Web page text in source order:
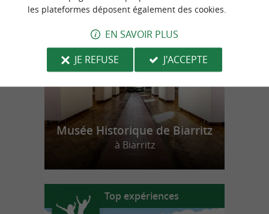
n
o
t
r
e
c
o
u
p
d
e
c
o
e
u
r
Musée Historique de Biarritz
à Biarritz
Top expériences
les plateformes déposent également des cookies.
EN SAVOIR PLUS
JE REFUSE
J'ACCEPTE